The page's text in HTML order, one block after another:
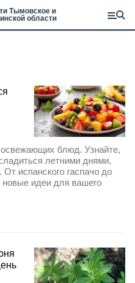
Тымовское и
области
освежающих блюд. Узнайте,
летними днями,
испанского гаспачо до
идеи для вашего